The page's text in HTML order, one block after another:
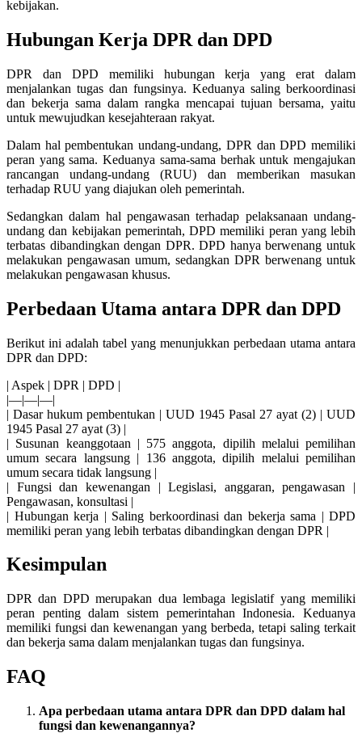
kebijakan.
Hubungan Kerja DPR dan DPD
DPR dan DPD memiliki hubungan kerja yang erat dalam
menjalankan tugas dan fungsinya. Keduanya saling berkoordinasi
dan bekerja sama dalam rangka mencapai tujuan bersama, yaitu
untuk mewujudkan kesejahteraan rakyat.
Dalam hal pembentukan undang-undang, DPR dan DPD memiliki
peran yang sama. Keduanya sama-sama berhak untuk mengajukan
rancangan undang-undang (RUU) dan memberikan masukan
terhadap RUU yang diajukan oleh pemerintah.
Sedangkan dalam hal pengawasan terhadap pelaksanaan undang-
undang dan kebijakan pemerintah, DPD memiliki peran yang lebih
terbatas dibandingkan dengan DPR. DPD hanya berwenang untuk
melakukan pengawasan umum, sedangkan DPR berwenang untuk
melakukan pengawasan khusus.
Perbedaan Utama antara DPR dan DPD
Berikut ini adalah tabel yang menunjukkan perbedaan utama antara
DPR dan DPD:
| Aspek | DPR | DPD |
|—|—|—|
| Dasar hukum pembentukan | UUD 1945 Pasal 27 ayat (2) | UUD
1945 Pasal 27 ayat (3) |
| Susunan keanggotaan | 575 anggota, dipilih melalui pemilihan
umum secara langsung | 136 anggota, dipilih melalui pemilihan
umum secara tidak langsung |
| Fungsi dan kewenangan | Legislasi, anggaran, pengawasan |
Pengawasan, konsultasi |
| Hubungan kerja | Saling berkoordinasi dan bekerja sama | DPD
memiliki peran yang lebih terbatas dibandingkan dengan DPR |
Kesimpulan
DPR dan DPD merupakan dua lembaga legislatif yang memiliki
peran penting dalam sistem pemerintahan Indonesia. Keduanya
memiliki fungsi dan kewenangan yang berbeda, tetapi saling terkait
dan bekerja sama dalam menjalankan tugas dan fungsinya.
FAQ
Apa perbedaan utama antara DPR dan DPD dalam hal
fungsi dan kewenangannya?